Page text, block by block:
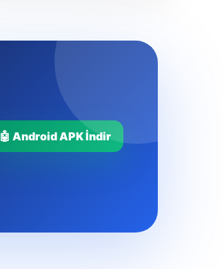
🤖 Android APK İndir